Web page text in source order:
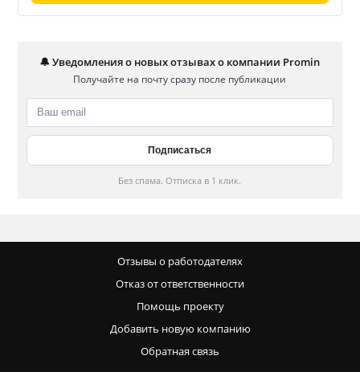
🔔 Уведомления о новых отзывах о компании Promin
Получайте на почту сразу после публикации
Без спама. Отписка в 1 клик.
Отзывы о работодателях
Отказ от ответственности
Помощь проекту
Добавить новую компанию
Обратная связь